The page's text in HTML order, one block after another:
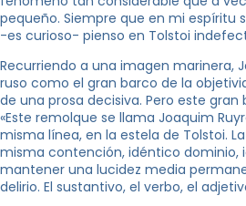
pequeño. Siempre que en mi espíritu
-es curioso- pienso en Tolstoi
Recurriendo a una imagen marinera,
ruso como el gran barco de la
de una prosa decisiva. Pero este
«Este remolque se llama Joaquim
misma línea, en la estela de Tolstoi.
misma contención, idéntico dominio,
mantener una lucidez media
delirio. El sustantivo, el verbo, el